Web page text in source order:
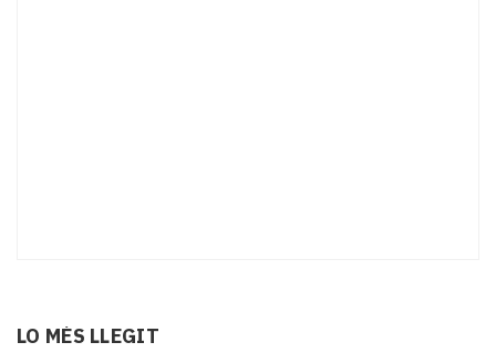
LO MÉS LLEGIT